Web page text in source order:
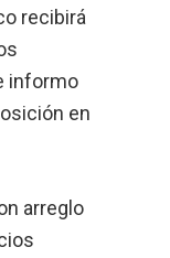
recibirá
informo
en
arreglo